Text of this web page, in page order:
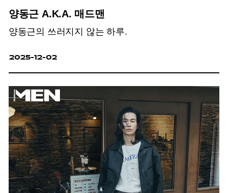
양동근 A.K.A. 매드맨
양동근의 쓰러지지 않는 하루.
2025-12-02